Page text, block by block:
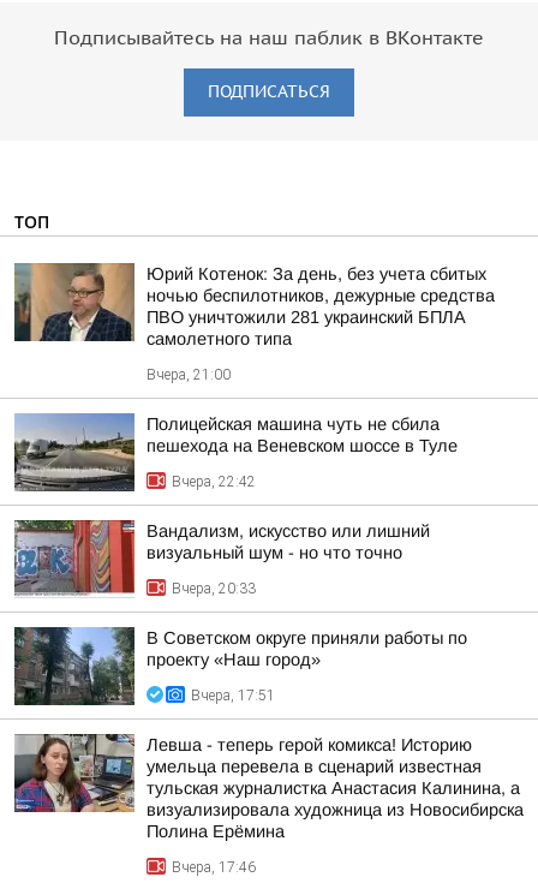
Подписывайтесь на наш паблик в ВКонтакте
ПОДПИСАТЬСЯ
ТОП
Юрий Котенок: За день, без учета сбитых
ночью беспилотников, дежурные средства
ПВО уничтожили 281 украинский БПЛА
самолетного типа
Вчера, 21:00
Полицейская машина чуть не сбила
пешехода на Веневском шоссе в Туле
Вчера, 22:42
Вандализм, искусство или лишний
визуальный шум - но что точно
Вчера, 20:33
В Советском округе приняли работы по
проекту «Наш город»
Вчера, 17:51
Левша - теперь герой комикса! Историю
умельца перевела в сценарий известная
тульская журналистка Анастасия Калинина, а
визуализировала художница из Новосибирска
Полина Ерёмина
Вчера, 17:46